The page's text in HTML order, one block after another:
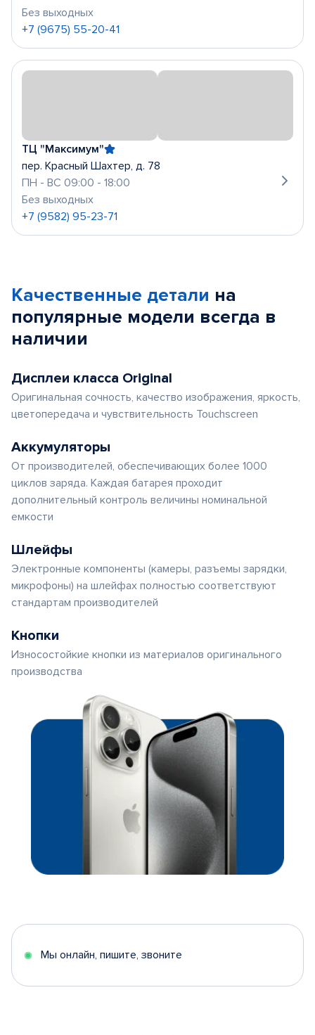
Без выходных
+7 (9675) 55-20-41
ТЦ "Максимум"
пер. Красный Шахтер, д. 78
ПН - ВС 09:00 - 18:00
Без выходных
+7 (9582) 95-23-71
Качественные детали на
популярные модели всегда в
наличии
Дисплеи класса Original
Оригинальная сочность, качество изображения, яркость,
цветопередача и чувствительность Touchscreen
Аккумуляторы
От производителей, обеспечивающих более 1000
циклов заряда. Каждая батарея проходит
дополнительный контроль величины номинальной
емкости
Шлейфы
Электронные компоненты (камеры, разъемы зарядки,
микрофоны) на шлейфах полностью соответствуют
стандартам производителей
Кнопки
Износостойкие кнопки из материалов оригинального
производства
Мы онлайн, пишите, звоните